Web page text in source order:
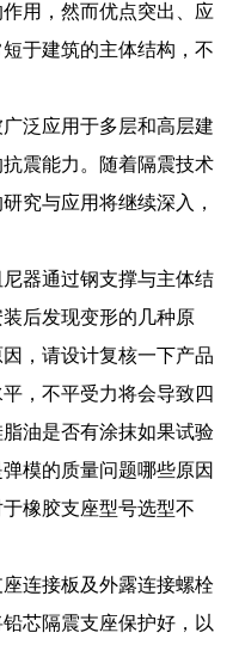
用，然而优点突出、应
于建筑的主体结构，不
泛应用于多层和高层建
震能力。随着隔震技术
究与应用将继续深入，
器通过钢支撑与主体结
后发现变形的几种原
，请设计复核一下产品
，不平受力将会导致四
油是否有涂抹如果试验
模的质量问题哪些原因
橡胶支座型号选型不
连接板及外露连接螺栓
芯隔震支座保护好，以